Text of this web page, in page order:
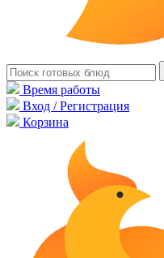
Время работы
Вход / Регистрация
Корзина